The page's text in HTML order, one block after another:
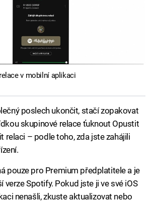
v mobilní aplikaci
poslech ukončit, stačí zopakovat
skupinové relace ťuknout Opustit
relaci – podle toho, zda jste zahájili
pouze pro Premium předplatitele a je
verze Spotify. Pokud jste ji ve své iOS
nenašli, zkuste aktualizovat nebo